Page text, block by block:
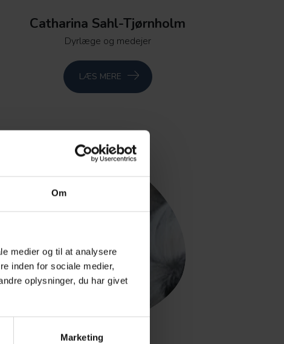
Om
medier og til at analysere
inden for sociale medier,
oplysninger, du har givet
Marketing
Catharina Sahl-Tjørnholm
Dyrlæge og medejer
LÆS MERE